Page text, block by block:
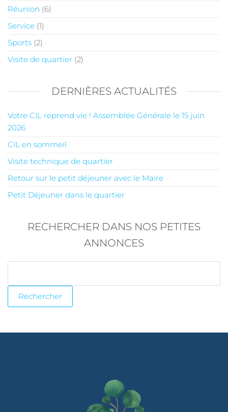
Réunion (6)
Service (1)
Sports (2)
Visite de quartier (2)
DERNIÈRES ACTUALITÉS
Votre CIL reprend vie ! Assemblée Générale le 15 juin
2026
CIL en sommeil
Visite technique de quartier
Retour sur le petit déjeuner avec le Maire
Petit Déjeuner dans le quartier
RECHERCHER DANS NOS PETITES
ANNONCES